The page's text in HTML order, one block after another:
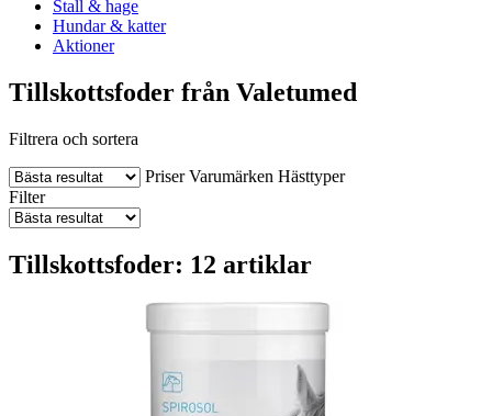
Stall & hage
Hundar & katter
Aktioner
Tillskottsfoder från Valetumed
Filtrera och sortera
Priser Varumärken Hästtyper
Filter
Tillskottsfoder: 12 artiklar